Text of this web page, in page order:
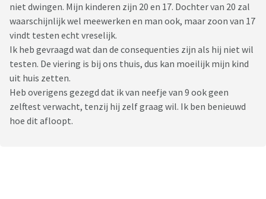
niet dwingen. Mijn kinderen zijn 20 en 17. Dochter van 20 zal
waarschijnlijk wel meewerken en man ook, maar zoon van 17
vindt testen echt vreselijk.
Ik heb gevraagd wat dan de consequenties zijn als hij niet wil
testen. De viering is bij ons thuis, dus kan moeilijk mijn kind
uit huis zetten.
Heb overigens gezegd dat ik van neefje van 9 ook geen
zelftest verwacht, tenzij hij zelf graag wil. Ik ben benieuwd
hoe dit afloopt.